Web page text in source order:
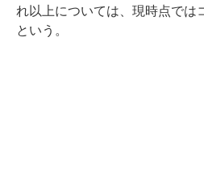
れ以上については、現時点では
という。